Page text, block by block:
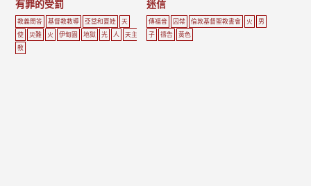
有罪的受罰
教義問答 基督教教導 亞當和夏娃
天
使
災難 火 伊甸園 地獄 光 人
天主
教
迷信
傳福音 囚禁 倫敦基督聖教書會 火
男
子
禱告 黃色